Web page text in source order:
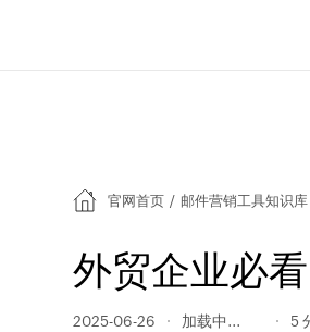
官网首页 / 邮件营销工具知识库
外贸企业必
2025-06-26 3162 阅读量 5